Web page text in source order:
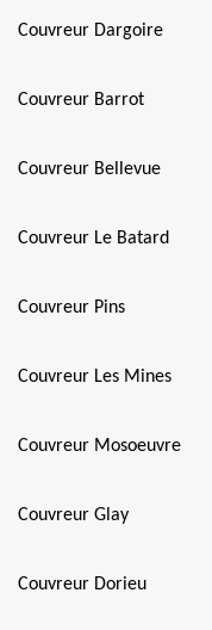
Couvreur Dargoire
Couvreur Barrot
Couvreur Bellevue
Couvreur Le Batard
Couvreur Pins
Couvreur Les Mines
Couvreur Mosoeuvre
Couvreur Glay
Couvreur Dorieu